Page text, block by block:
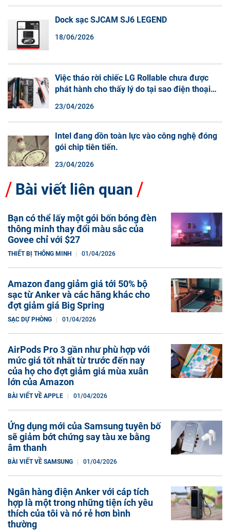
Dock sạc SJCAM SJ6 LEGEND
18/06/2026
Việc tháo rời chiếc LG Rollable chưa được
phát hành cho thấy lý do tại sao điện thoại
23/04/2026
Intel đang dồn toàn lực vào công nghệ đóng
gói chip tiên tiến.
23/04/2026
Bài viết liên quan
Bạn có thể lấy một gói bốn bóng đèn
thông minh thay đổi màu sắc của
Govee chỉ với $27
THIẾT BỊ THÔNG MINH 01/04/2026
Amazon đang giảm giá tới 50% bộ
sạc từ Anker và các hãng khác cho
đợt giảm giá Big Spring
SẠC DỰ PHÒNG 01/04/2026
AirPods Pro 3 gần như phù hợp với
mức giá tốt nhất từ trước đến nay
của họ cho đợt giảm giá mùa xuân
lớn của Amazon
BÀI VIẾT VỀ APPLE 01/04/2026
Ứng dụng mới của Samsung tuyên bố
sẽ giảm bớt chứng say tàu xe bằng
âm thanh
BÀI VIẾT VỀ SAMSUNG 01/04/2026
Ngân hàng điện Anker với cáp tích
hợp là một trong những tiện ích yêu
thích của tôi và nó rẻ hơn bình
thường